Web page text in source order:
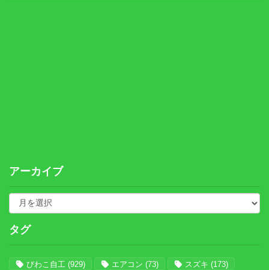
アーカイブ
タグ
びわこ自工 (929) エアコン (73) スズキ (173)